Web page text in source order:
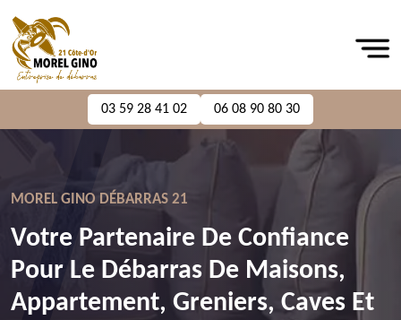
03 59 28 41 02 06 08 90 80 30
MOREL GINO DÉBARRAS 21
Votre Partenaire De Confiance
Pour Le Débarras De Maisons,
Appartement, Greniers, Caves Et